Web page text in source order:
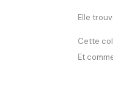
Elle
Cette
Et